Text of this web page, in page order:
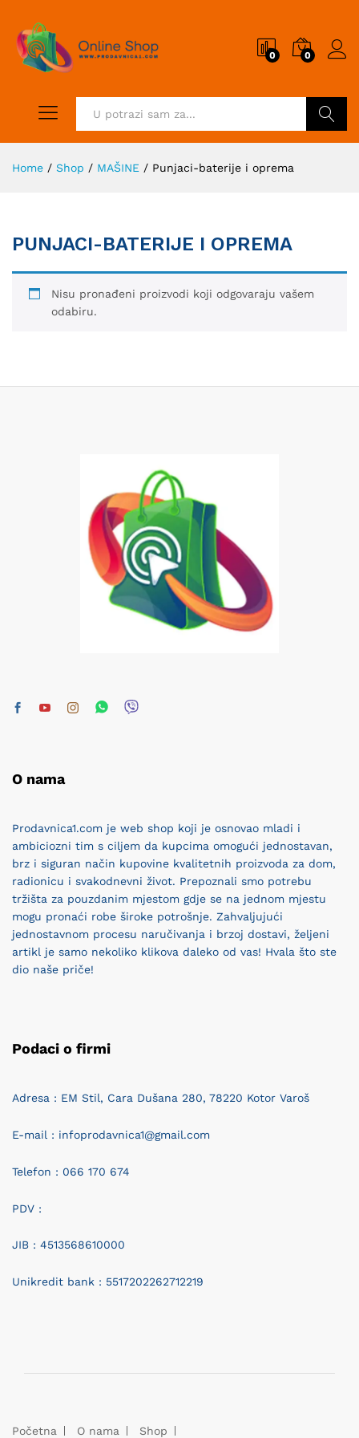
0 0
Home / Shop / MAŠINE / Punjaci-baterije i oprema
PUNJACI-BATERIJE I OPREMA
Nisu pronađeni proizvodi koji odgovaraju vašem
odabiru.
O nama
Prodavnica1.com je web shop koji je osnovao mladi i
ambiciozni tim s ciljem da kupcima omogući jednostavan,
brz i siguran način kupovine kvalitetnih proizvoda za dom,
radionicu i svakodnevni život. Prepoznali smo potrebu
tržišta za pouzdanim mjestom gdje se na jednom mjestu
mogu pronaći robe široke potrošnje. Zahvaljujući
jednostavnom procesu naručivanja i brzoj dostavi, željeni
artikl je samo nekoliko klikova daleko od vas! Hvala što ste
dio naše priče!
Podaci o firmi
Adresa : EM Stil, Cara Dušana 280, 78220 Kotor Varoš
E-mail : infoprodavnica1@gmail.com
Telefon : 066 170 674
PDV :
JIB : 4513568610000
Unikredit bank : 5517202262712219
Početna O nama Shop